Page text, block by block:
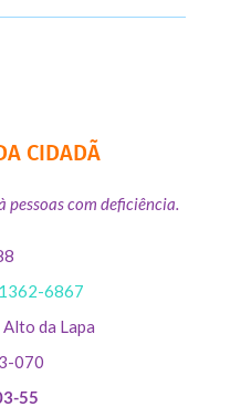
CIDADÃ
pessoas com deficiência.
6867
Alto da Lapa
070
55